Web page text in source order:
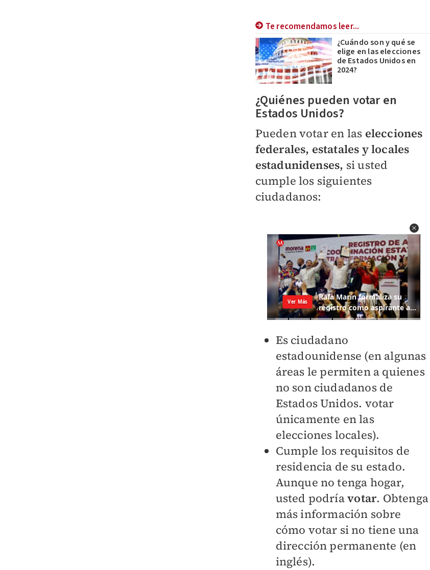
Te recomendamos leer...
¿Cuándo son y qué se
elige en las elecciones
de Estados Unidos en
2024?
¿Quiénes pueden votar en
Estados Unidos?
Pueden votar en las elecciones
federales, estatales y locales
estadunidenses, si usted
cumple los siguientes
ciudadanos:
Es ciudadano
estadounidense (en algunas
áreas le permiten a quienes
no son ciudadanos de
Estados Unidos. votar
únicamente en las
elecciones locales).
Cumple los requisitos de
residencia de su estado.
Aunque no tenga hogar,
usted podríavotar. Obtenga
más información sobre
cómo votar si no tiene una
dirección permanente (en
inglés).